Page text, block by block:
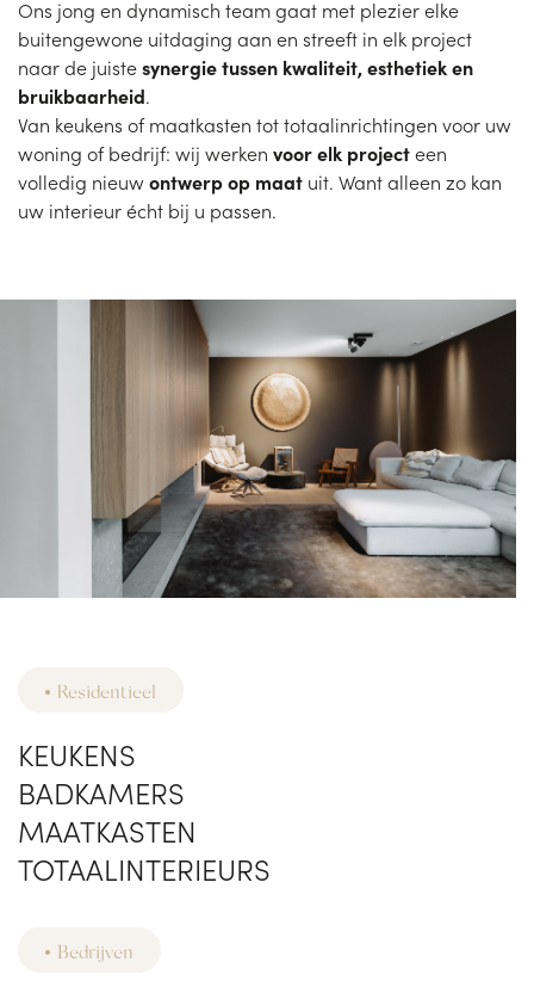
Ons jong en dynamisch team gaat met plezier elke
buitengewone uitdaging aan en streeft in elk project
naar de juiste synergie tussen kwaliteit, esthetiek en
bruikbaarheid .
Van keukens of maatkasten tot totaalinrichtingen voor uw
woning of bedrijf: wij werken voor elk project een
volledig nieuw ontwerp op maat uit. Want alleen zo kan
uw interieur écht bij u passen.
Residentieel
KEUKENS
BADKAMERS
MAATKASTEN
TOTAALINTERIEURS
Bedrijven